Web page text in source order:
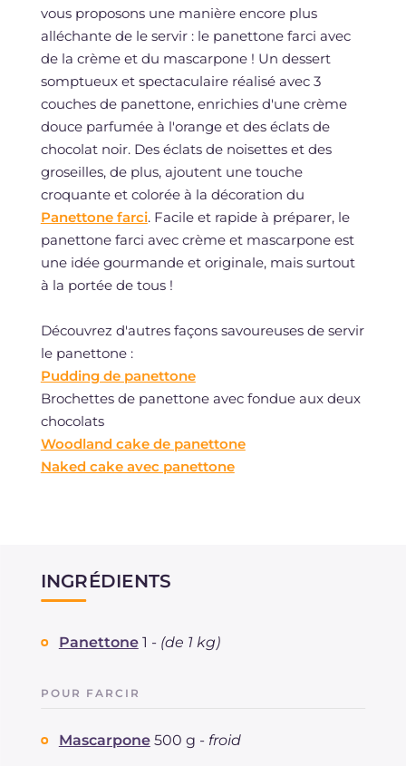
vous proposons une manière encore plus
alléchante de le servir : le panettone farci avec
de la crème et du mascarpone ! Un dessert
somptueux et spectaculaire réalisé avec 3
couches de panettone, enrichies d'une crème
douce parfumée à l'orange et des éclats de
chocolat noir. Des éclats de noisettes et des
groseilles, de plus, ajoutent une touche
croquante et colorée à la décoration du
Panettone farci. Facile et rapide à préparer, le
panettone farci avec crème et mascarpone est
une idée gourmande et originale, mais surtout
à la portée de tous !
Découvrez d'autres façons savoureuses de servir
le panettone :
Pudding de panettone
Brochettes de panettone avec fondue aux deux
chocolats
Woodland cake de panettone
Naked cake avec panettone
INGRÉDIENTS
Panettone 1 - (de 1 kg)
POUR FARCIR
Mascarpone 500 g - froid